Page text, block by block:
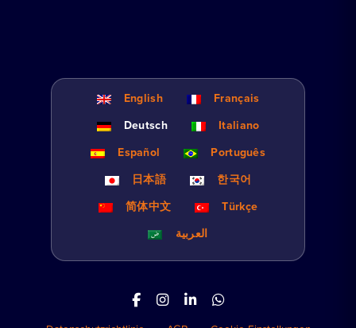
English
Français
Deutsch
Italiano
Español
Português
日本語
한국어
简体中文
Türkçe
العربية